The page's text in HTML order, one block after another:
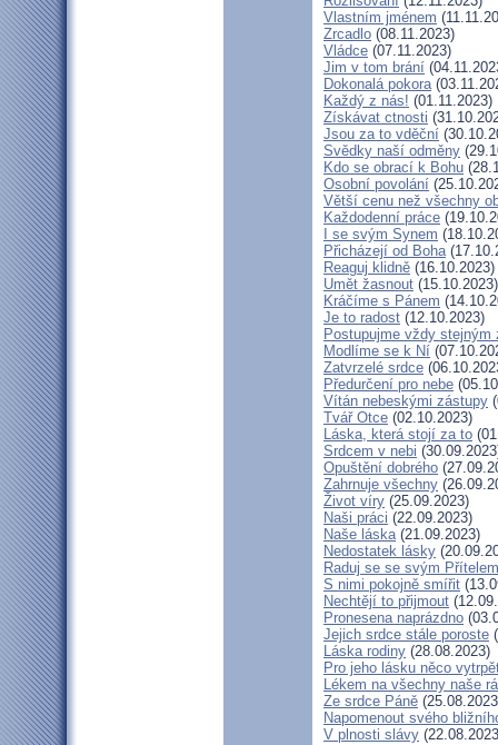
Vlastním jménem
Zrcadlo (08.11.2023)
Vládce (07.11.2023)
Jim v tom brání
Dokonalá pokora
Každý z nás! (01.11.2023)
Získávat ctnosti
Jsou za to vděční
Svědky naší odměny
Kdo se obrací k Bohu
Osobní povolání
Větší cenu než všechny
Každodenní práce
I se svým Synem
Přicházejí od Boha
Reaguj klidně (16.10.2023)
Umět žasnout (15.10.2023)
Kráčíme s Pánem
Je to radost (12.10.2023)
Postupujme vždy stejným
Modlíme se k Ní
Zatvrzelé srdce
Předurčení pro nebe
Vítán nebeskými zástupy
Tvář Otce (02.10.2023)
Láska, která stojí za to
Srdcem v nebi
Opuštění dobrého
Zahrnuje všechny
Život víry (25.09.2023)
Naši práci (22.09.2023)
Naše láska(21.09.2023)
Nedostatek lásky
Raduj se se svým Přítelem
S nimi pokojně smířit
Nechtějí to přijmout
Pronesena naprázdno
Jejich srdce stále poroste
Láska rodiny (28.08.2023)
Pro jeho lásku něco
Lékem na všechny naše
Ze srdce Páně
Napomenout svého
V plnosti slávy